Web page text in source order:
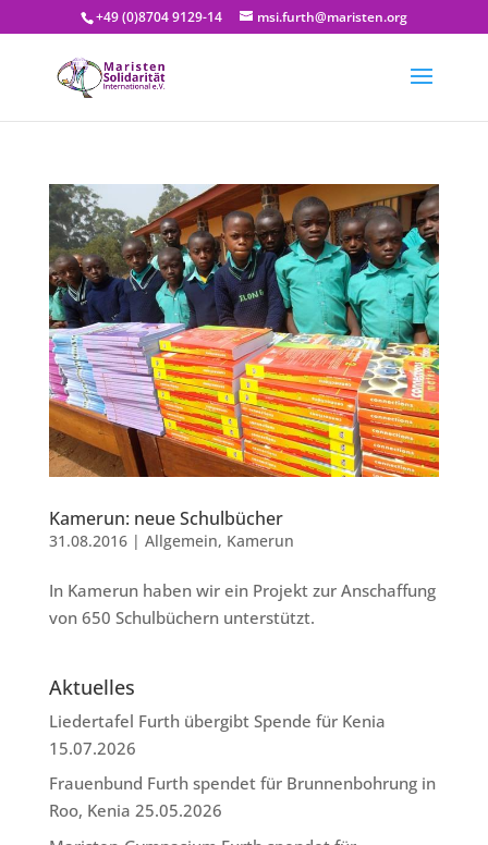
+49 (0)8704 9129-14 msi.furth@maristen.org
Kamerun: neue Schulbücher
31.08.2016| Allgemein, Kamerun
In Kamerun haben wir ein Projekt zur Anschaffung
von 650 Schulbüchern unterstützt.
Aktuelles
Liedertafel Furth übergibt Spende für Kenia
15.07.2026
Frauenbund Furth spendet für Brunnenbohrung in
Roo, Kenia 25.05.2026